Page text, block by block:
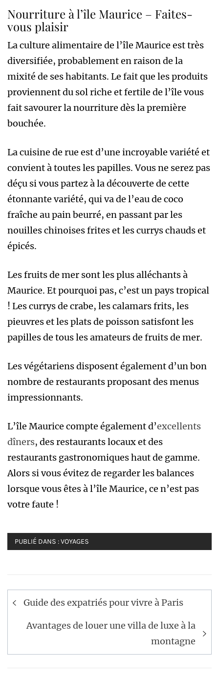
Nourriture à l’île Maurice – Faites-
vous plaisir
La culture alimentaire de l’île Maurice est très
diversifiée, probablement en raison de la
mixité de ses habitants. Le fait que les produits
proviennent du sol riche et fertile de l’île vous
fait savourer la nourriture dès la première
bouchée.
La cuisine de rue est d’une incroyable variété et
convient à toutes les papilles. Vous ne serez pas
déçu si vous partez à la découverte de cette
étonnante variété, qui va de l’eau de coco
fraîche au pain beurré, en passant par les
nouilles chinoises frites et les currys chauds et
épicés.
Les fruits de mer sont les plus alléchants à
Maurice. Et pourquoi pas, c’est un pays tropical
! Les currys de crabe, les calamars frits, les
pieuvres et les plats de poisson satisfont les
papilles de tous les amateurs de fruits de mer.
Les végétariens disposent également d’un bon
nombre de restaurants proposant des menus
impressionnants.
L’île Maurice compte également d’excellents
dîners, des restaurants locaux et des
restaurants gastronomiques haut de gamme.
Alors si vous évitez de regarder les balances
lorsque vous êtes à l’île Maurice, ce n’est pas
votre faute !
PUBLIÉ DANS :VOYAGES
Navigation
l’article
Guide des expatriés pour vivre à Paris
Avantages de louer une villa de luxe à la
montagne